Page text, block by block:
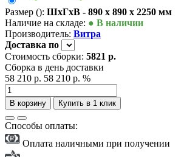
Размер (): ШxГxВ - 890 x 890 x 2250 мм
Наличие на складе: ● В наличии
Производитель: Витра
Доставка по
Стоимость сборки: 5821 р.
Сборка в день доставки
58 210 р. 58 210 р. %
В корзину Купить в 1 клик
Способы оплаты:
Оплата наличными при получении